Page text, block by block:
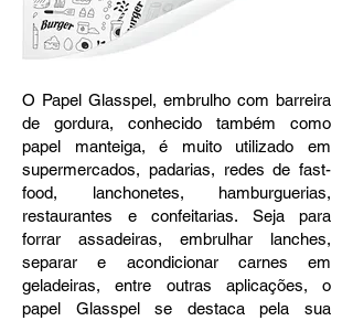
O Papel Glasspel, embrulho com barreira
de gordura, conhecido também como
papel manteiga, é muito utilizado em
supermercados, padarias, redes de fast-
food, lanchonetes, hamburguerias,
restaurantes e confeitarias. Seja para
forrar assadeiras, embrulhar lanches,
separar e acondicionar carnes em
geladeiras, entre outras aplicações, o
papel Glasspel se destaca pela sua